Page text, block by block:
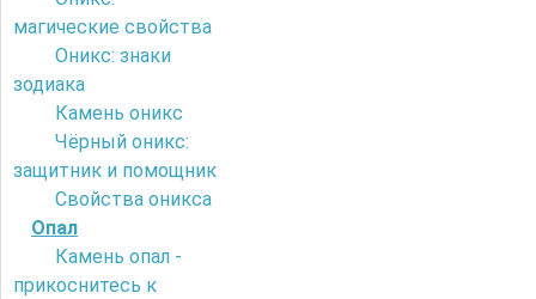
магические свойства
Оникс: знаки
зодиака
Камень оникс
Чёрный оникс:
защитник и помощник
Свойства оникса
Опал
Камень опал -
прикоснитесь к